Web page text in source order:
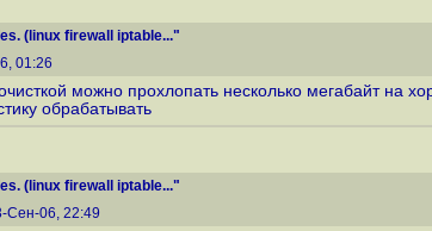
(linux firewall iptable..."
01:26
можно прохлопать несколько мегабайт на
обрабатывать
(linux firewall iptable..."
Сен-06, 22:49